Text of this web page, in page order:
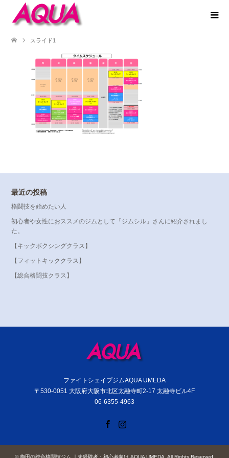
スライド1
最近の投稿
格闘技を始めたい人
初心者や女性におススメのジムとして「ジムシル」さんに紹介されまし
た。
【キックボクシングクラス】
【フィットキッククラス】
【総合格闘技クラス】
ファイトシェイプジムAQUA UMEDA
〒530-0051 大阪府大阪市北区太融寺町2-17 太融寺ビル4F
06-6355-4963
©梅田の総合格闘技ジム ｜未経験者・初心者向け AQUA UMEDA . All Rights Reserved.